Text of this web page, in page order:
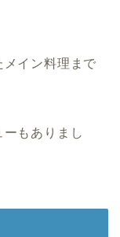
イン料理まで
もありまし